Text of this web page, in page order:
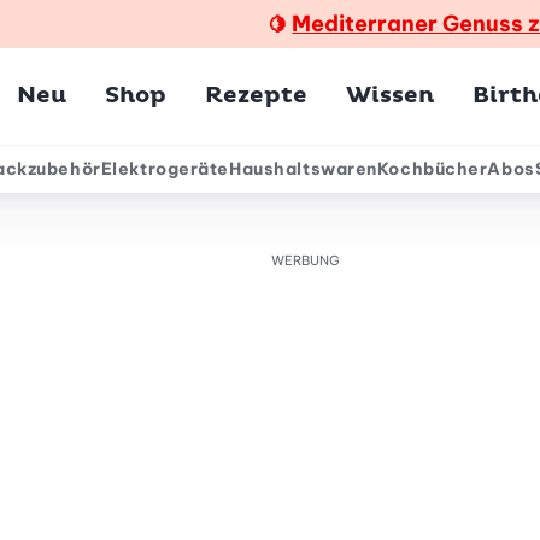
🍋 Mediterraner Genuss
Neu Shop Rezepte Wissen
ElektrogeräteHaushaltswarenKochbücherAbos
WERBUNG